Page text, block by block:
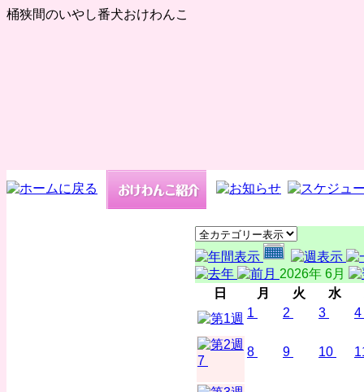
桶狭間のいやし番犬おけわんこ
2026年 6月
日
月 火
水
1
2 3 4
7
8 9 10